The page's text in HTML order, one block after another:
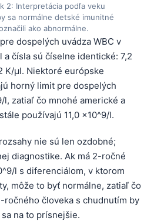
2: Interpretácia podľa veku
sa normálne detské imunitné
ako abnormálne.
dospelých uvádza WBC v
a čísla sú číselne identické: 7,2
K/µl. Niektoré európske
horný limit pre dospelých
l, zatiaľ čo mnohé americké a
používajú 11,0 ×10^9/l.
nie sú len ozdobné;
diagnostike. Ak má 2-ročné
l s diferenciálom, v ktorom
môže to byť normálne, zatiaľ čo
ročného človeka s chudnutím by
na to prísnejšie.